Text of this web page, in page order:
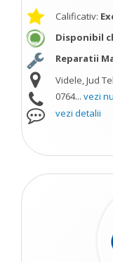
Calificativ:
Disponibil
Reparatii
Videle, Jud
0764... vezi
vezi detalii